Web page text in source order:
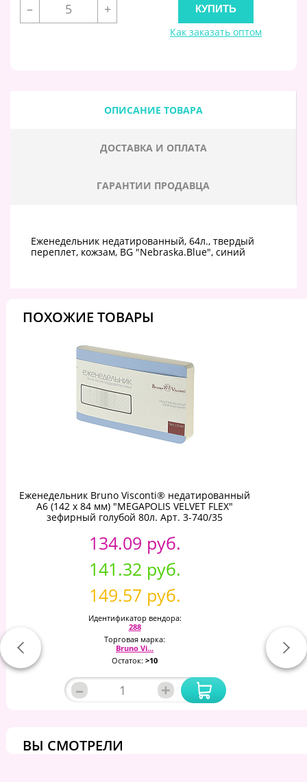
–
+
Как заказать оптом
ОПИСАНИЕ ТОВАРА
ДОСТАВКА И ОПЛАТА
ГАРАНТИИ ПРОДАВЦА
Еженедельник недатированный, 64л., твердый
переплет, кожзам, BG "Nebraska.Blue", синий
ПОХОЖИЕ ТОВАРЫ
Еженедельник Bruno Visconti® недатированный
А6 (142 х 84 мм) "MEGAPOLIS VELVET FLEX"
зефирный голубой 80л. Арт. 3-740/35
134.09 руб.
141.32 руб.
149.57 руб.
Идентификатор вендора:
288
Торговая марка:
Bruno Vi...
Остаток: >10
– +
ВЫ СМОТРЕЛИ